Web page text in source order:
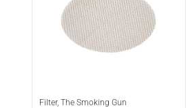
Filter, The Smoking Gun